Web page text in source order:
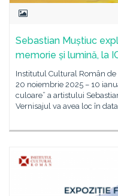
Sebastian Muștiuc
memorie și lumină, la
Institutul Cultural Român
20 noiembrie 2025 – 10
culoare” a artistului
Vernisajul va avea loc în